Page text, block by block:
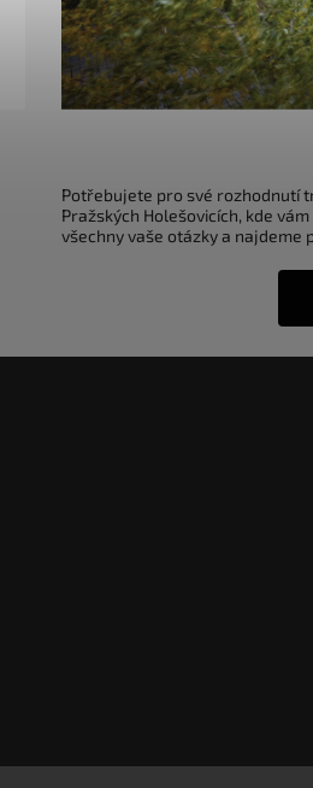
Potřebujete pro své rozhodnutí
Pražských Holešovicích, kde
všechny vaše otázky a najdeme